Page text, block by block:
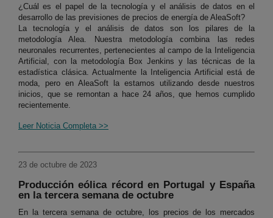
¿Cuál es el papel de la tecnología y el análisis de datos en el
desarrollo de las previsiones de precios de energía de AleaSoft?
La tecnología y el análisis de datos son los pilares de la
metodología Alea. Nuestra metodología combina las redes
neuronales recurrentes, pertenecientes al campo de la Inteligencia
Artificial, con la metodología Box Jenkins y las técnicas de la
estadística clásica. Actualmente la Inteligencia Artificial está de
moda, pero en AleaSoft la estamos utilizando desde nuestros
inicios, que se remontan a hace 24 años, que hemos cumplido
recientemente.
Leer Noticia Completa >>
23 de octubre de 2023
Producción eólica récord en Portugal y España
en la tercera semana de octubre
En la tercera semana de octubre, los precios de los mercados